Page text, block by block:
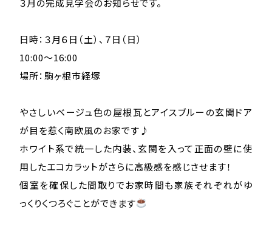
３月の完成見学会のお知らせです。
日時：３月６日（土）、７日（日）
10:00～16:00
場所：駒ヶ根市経塚
やさしいベージュ色の屋根瓦とアイスブルーの玄関ドア
が目を惹く南欧風のお家です♪
ホワイト系で統一した内装、玄関を入って正面の壁に使
用したエコカラットがさらに高級感を感じさせます！
個室を確保した間取りでお家時間も家族それぞれがゆ
っくりくつろぐことができます